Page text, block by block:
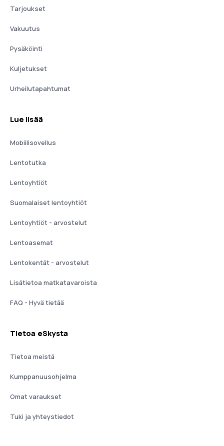
Tarjoukset
Vakuutus
Pysäköinti
Kuljetukset
Urheilutapahtumat
Lue lisää
Mobiilisovellus
Lentotutka
Lentoyhtiöt
Suomalaiset lentoyhtiöt
Lentoyhtiöt - arvostelut
Lentoasemat
Lentokentät - arvostelut
Lisätietoa matkatavaroista
FAQ - Hyvä tietää
Tietoa eSkysta
Tietoa meistä
Kumppanuusohjelma
Omat varaukset
Tuki ja yhteystiedot